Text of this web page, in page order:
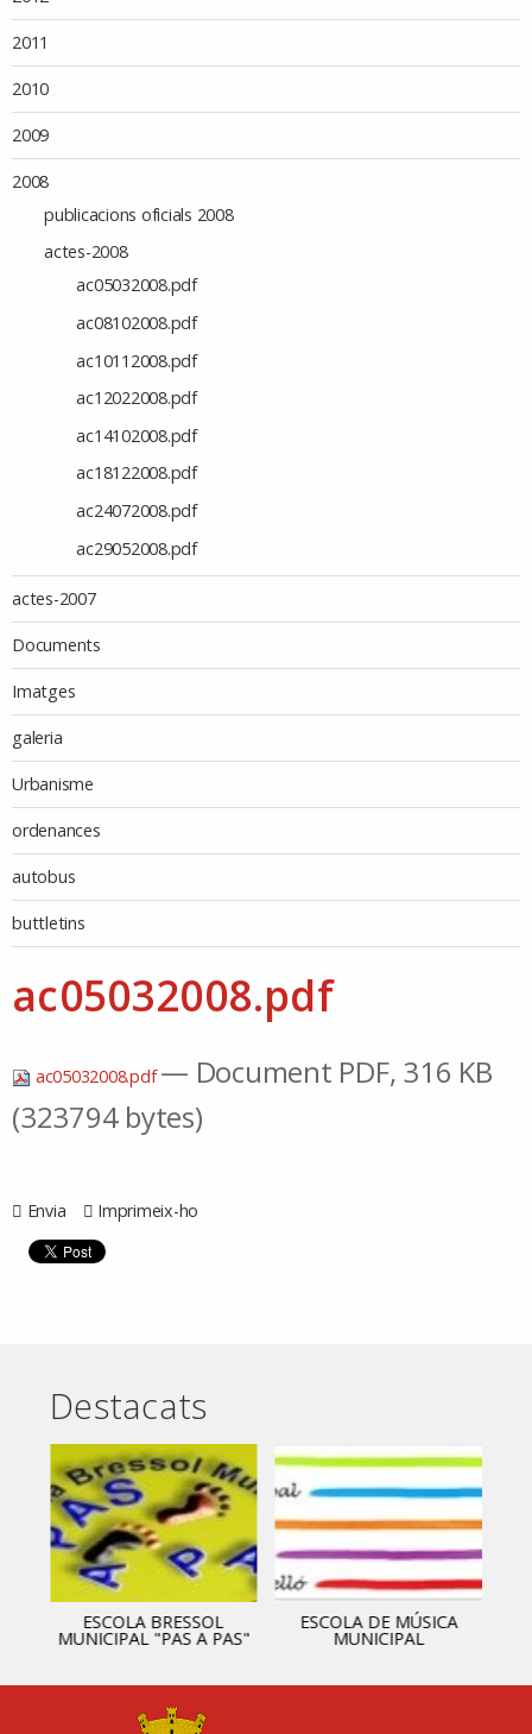
2011
2010
2009
2008
publicacions oficials 2008
actes-2008
ac05032008.pdf
ac08102008.pdf
ac10112008.pdf
ac12022008.pdf
ac14102008.pdf
ac18122008.pdf
ac24072008.pdf
ac29052008.pdf
actes-2007
Documents
Imatges
galeria
Urbanisme
ordenances
autobus
buttletins
ac05032008.pdf
ac05032008.pdf— Document PDF, 316 KB
(323794 bytes)
Envia Imprimeix-ho
Destacats
ESCOLA BRESSOL
MUNICIPAL "PAS A PAS"
ESCOLA DE MÚSICA
MUNICIPAL